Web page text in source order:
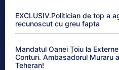
EXCLUSIV.Politician de top a
recunoscut cu greu fapta
Mandatul Oanei Țoiu la
Conturi. Ambasadorul Muraru
Teheran!